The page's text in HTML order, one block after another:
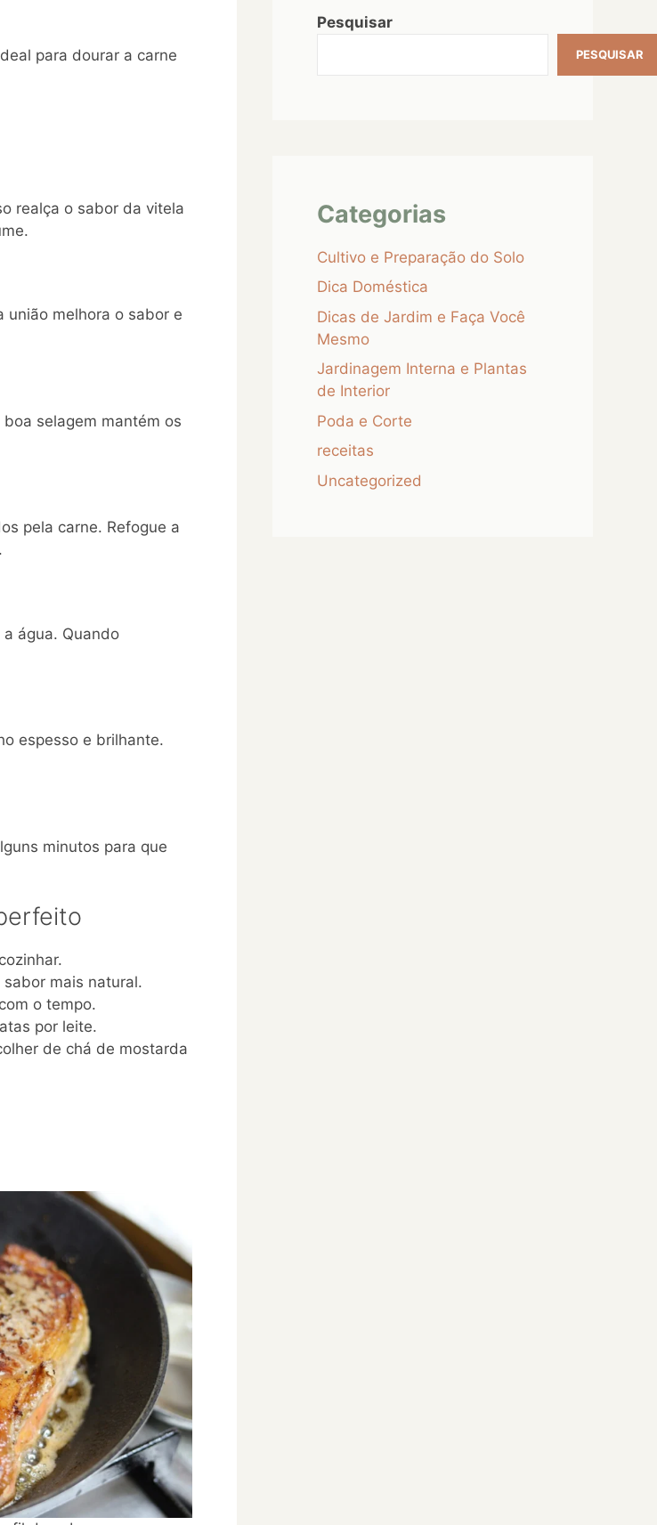
para dourar a carne
realça o sabor da vitela
união melhora o sabor e
selagem mantém os
pela carne. Refogue a
água. Quando
espesso e brilhante.
minutos para que
mais natural.
o tempo.
por leite.
de chá de mostarda
Pesquisar
PESQUISAR
Categorias
Cultivo e Preparação do Solo
Dica Doméstica
Dicas de Jardim e Faça Você
Mesmo
Jardinagem Interna e Plantas
de Interior
Poda e Corte
receitas
Uncategorized